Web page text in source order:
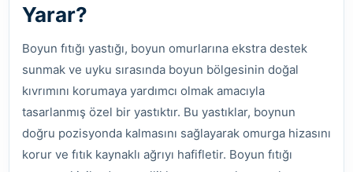
Yarar?
Boyun fıtığı yastığı, boyun omurlarına ekstra destek
sunmak ve uyku sırasında boyun bölgesinin doğal
kıvrımını korumaya yardımcı olmak amacıyla
tasarlanmış özel bir yastıktır. Bu yastıklar, boynun
doğru pozisyonda kalmasını sağlayarak omurga hizasını
korur ve fıtık kaynaklı ağrıyı hafifletir. Boyun fıtığı